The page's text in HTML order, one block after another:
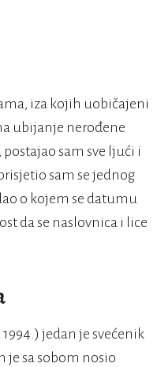
iza kojih uobičajeni
ubijanje nerođene
sam sve ljući i
sam se jednog
o kojem se datumu
da se naslovnica i lice
jedan je svećenik
je sa sobom nosio